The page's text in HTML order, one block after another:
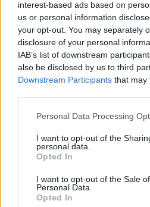
interest-based ads based on
us or personal information
your opt-out. You may separately
disclosure of your personal
IAB’s list of downstream
also be disclosed by us to third
Downstream Participants that may
Personal Data Processing
I want to opt-out of the
personal data.
Opted In
I want to opt-out of the Sale
Personal Data.
Opted In
była to wygrana całkiem
nadzieje na wyrównaną serię.
trzeciej, ani w czwartej grze
League nie pozwolili swoim
oprócz pojedynczych zabójstw
we wczesnych etapach gry.
BO5
"LPL slayers" kontra...